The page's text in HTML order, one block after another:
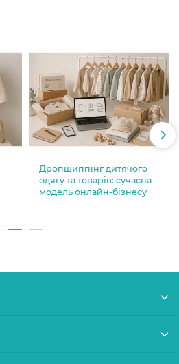
Дропшиппінг дитячого
одягу та товарів: сучасна
модель онлайн-бізнесу